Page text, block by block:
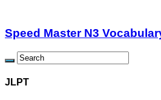
Speed Master N3
JLPT